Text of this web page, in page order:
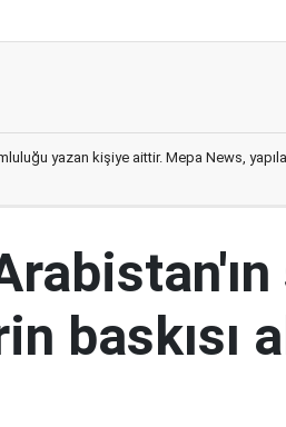
yazan kişiye aittir. Mepa News,
baskısı